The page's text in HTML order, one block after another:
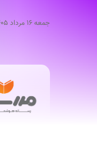
جمعه ۱۶ مرداد ۱۴۰۵